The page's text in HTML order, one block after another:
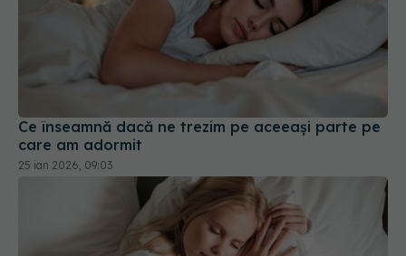
Ce înseamnă dacă ne trezim pe aceeași parte pe
care am adormit
25 ian 2026, 09:03